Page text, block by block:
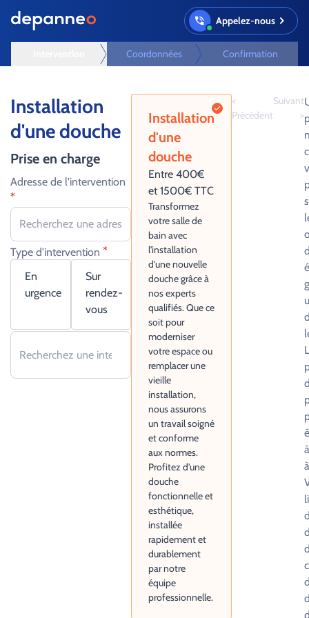
Coordonnées Confirmation
Appelez-nous
Installation
d'une douche
Prise en charge
Adresse de l'intervention
*
Type d'intervention *
En
urgence
Sur
rendez-
vous
Installation
d'une
douche
Entre 400€
et 1500€ TTC
Transformez
votre salle de
bain avec
l'installation
d'une nouvelle
douche grâce à
nos experts
qualifiés. Que ce
soit pour
moderniser
votre espace ou
remplacer une
vieille
installation,
nous assurons
un travail soigné
et conforme
aux normes.
Profitez d'une
douche
fonctionnelle et
esthétique,
installée
rapidement et
durablement
par notre
équipe
professionnelle.
<
Précédent
Suivant
>